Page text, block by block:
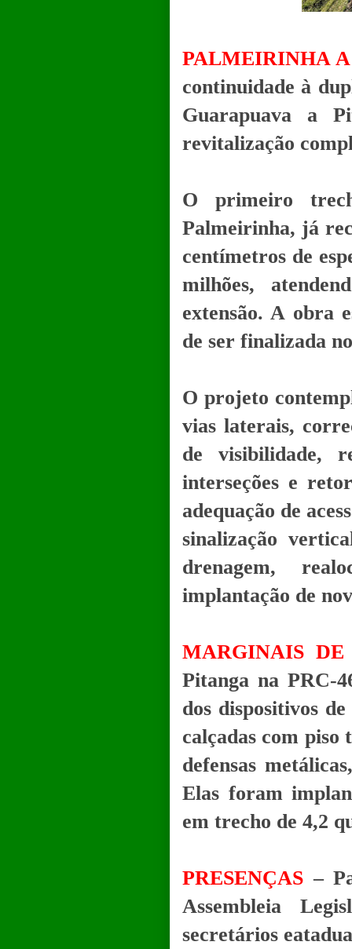
PALMEIRINHA
continuidade à
Guarapuava a
revitalização
O primeiro
Palmeirinha, já
centímetros de
milhões,
extensão. A obra
de ser finalizada
O projeto
vias laterais,
de visibilidade,
interseções e
adequação de
sinalização
drenagem,
implantação de
MARGINAIS DE
Pitanga na PRC-
dos dispositivos
calçadas com piso
defensas
Elas foram
em trecho de 4,2
PRESENÇAS–
Assembleia
secretários